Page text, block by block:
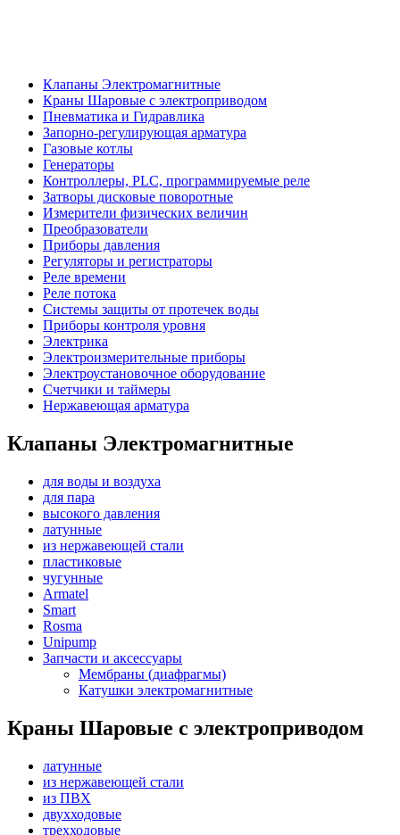
Клапаны Электромагнитные
Краны Шаровые с электроприводом
Пневматика и Гидравлика
Запорно-регулирующая арматура
Газовые котлы
Генераторы
Контроллеры, PLС, программируемые реле
Затворы дисковые поворотные
Измерители физических величин
Преобразователи
Приборы давления
Регуляторы и регистраторы
Реле времени
Реле потока
Системы защиты от протечек воды
Приборы контроля уровня
Электрика
Электроизмерительные приборы
Электроустановочное оборудование
Счетчики и таймеры
Нержавеющая арматура
Клапаны Электромагнитные
для воды и воздуха
для пара
высокого давления
латунные
из нержавеющей стали
пластиковые
чугунные
Armatel
Smart
Rosma
Unipump
Запчасти и аксессуары
Мембраны (диафрагмы)
Катушки электромагнитные
Краны Шаровые с электроприводом
латунные
из нержавеющей стали
из ПВХ
двухходовые
трехходовые